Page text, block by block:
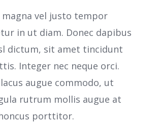
vel justo tempor
in ut diam. Donec dapibus
dictum, sit amet tincidunt
Integer nec neque orci.
augue commodo, ut
rutrum mollis augue at
porttitor.